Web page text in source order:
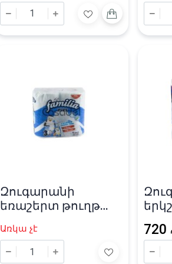
Զուգարանի
եռաշերտ թուղթ
90X124մմ
Առկա չէ 720